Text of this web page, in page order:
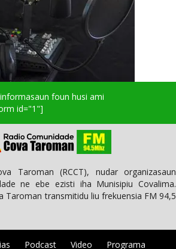
foun husi ami
id="1"]
Taroman (RCCT), nudar organizasaun
ne ebe ezisti iha Munisipiu Covalima.
Taroman transmitidu liu frekuensia FM 94,5
Podcast Video Programa